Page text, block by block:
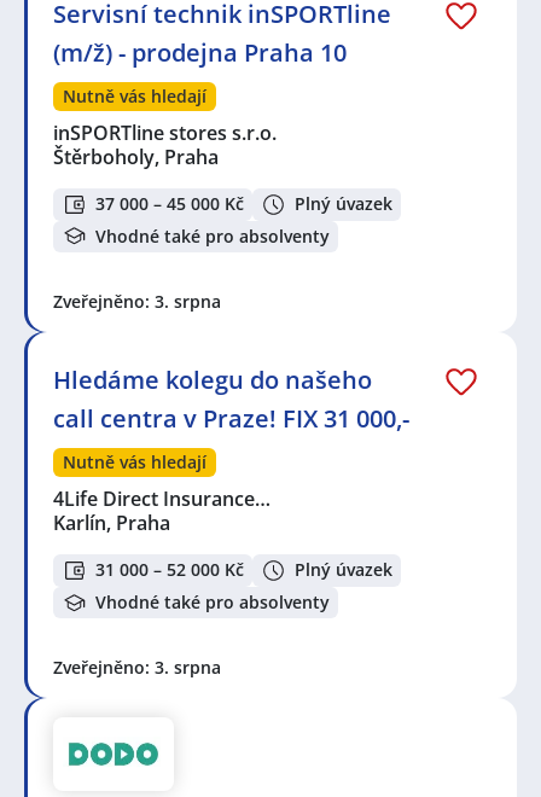
Servisní technik inSPORTline
(m/ž) - prodejna Praha 10
Nutně vás hledají
inSPORTline stores s.r.o.
Štěrboholy, Praha
37 000 – 45 000 Kč
Plný úvazek
Vhodné také pro absolventy
Zveřejněno: 3. srpna
Hledáme kolegu do našeho
call centra v Praze! FIX 31 000,-
Nutně vás hledají
4Life Direct Insurance…
Karlín, Praha
31 000 – 52 000 Kč
Plný úvazek
Vhodné také pro absolventy
Zveřejněno: 3. srpna